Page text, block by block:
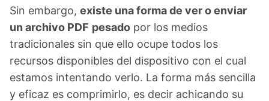
Sin embargo, existe una forma de ver o enviar
un archivo PDF pesado por los medios
tradicionales sin que ello ocupe todos los
recursos disponibles del dispositivo con el cual
estamos intentando verlo. La forma más sencilla
y eficaz es comprimirlo, es decir achicando su